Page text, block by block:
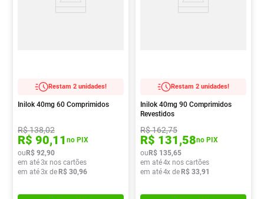
Restam 2 unidades!
Inilok 40mg 60 Comprimidos
R$138,02
R$ 90,11 no PIX
ouR$ 92,90
em até3x nos cartões
em até3x deR$ 30,96
Restam 2 unidades!
Inilok 40mg 90 Comprimidos
Revestidos
R$162,75
R$ 131,58no PIX
ouR$ 135,65
em até4x nos cartões
em até4x deR$ 33,91